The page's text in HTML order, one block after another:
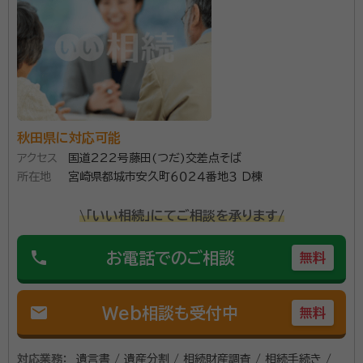
秋田県に対応可能
アクセス
国道222号藤田(つだ)交差点そば
所在地
宮崎県都城市安久町６０２４番地３ Ｄ棟
\「いい相続」にてご相談を承ります/
phone お電話でのご相談 無料
mail Web相談も受付中 無料
対応業務： 遺言書 / 遺産分割 / 相続財産調査 / 相続手続き /